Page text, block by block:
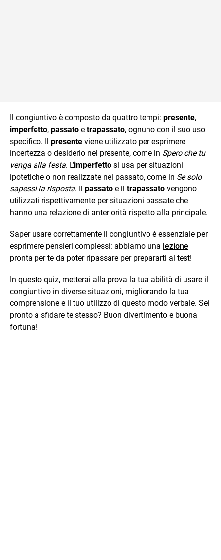
Il congiuntivo è composto da quattro tempi: presente,
imperfetto, passato e trapassato, ognuno con il suo uso
specifico. Il presente viene utilizzato per esprimere
incertezza o desiderio nel presente, come in Spero che tu
venga alla festa. L’imperfetto si usa per situazioni
ipotetiche o non realizzate nel passato, come in Se solo
sapessi la risposta. Il passato e il trapassato vengono
utilizzati rispettivamente per situazioni passate che
hanno una relazione di anteriorità rispetto alla principale.
Saper usare correttamente il congiuntivo è essenziale per
esprimere pensieri complessi: abbiamo una lezione
pronta per te da poter ripassare per prepararti al test!
In questo quiz, metterai alla prova la tua abilità di usare il
congiuntivo in diverse situazioni, migliorando la tua
comprensione e il tuo utilizzo di questo modo verbale. Sei
pronto a sfidare te stesso? Buon divertimento e buona
fortuna!